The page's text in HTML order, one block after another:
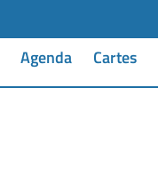
Agenda Cartes